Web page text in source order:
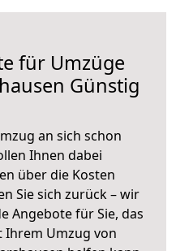
für Umzüge
Günstig
an sich schon
Ihnen dabei
über die Kosten
Sie sich zurück – wir
Angebote für Sie, das
Ihrem Umzug von